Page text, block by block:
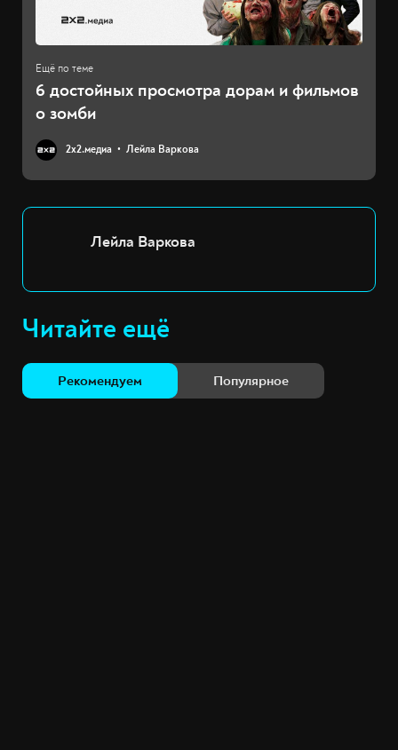
6 достойных просмотра дорам и фильмов
о зомби
2х2.медиа Лейла Варкова
Лейла Варкова
Читайте ещё
Рекомендуем Популярное